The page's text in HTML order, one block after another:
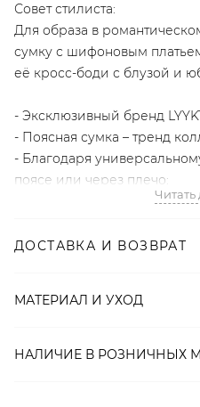
Совет стилиста:
Для образа в
сумку с шифоновым
её кросс-боди с блузой и
- Эксклюзивный бренд
- Поясная сумка – тренд
- Благодаря
поясе или через плечо;
- Внутри кармашек для
- Универсальный цвет;
Артикул
ДОСТАВКА И ВОЗВРАТ
МАТЕРИАЛ И УХОД
НАЛИЧИЕ В РОЗНИЧНЫХ